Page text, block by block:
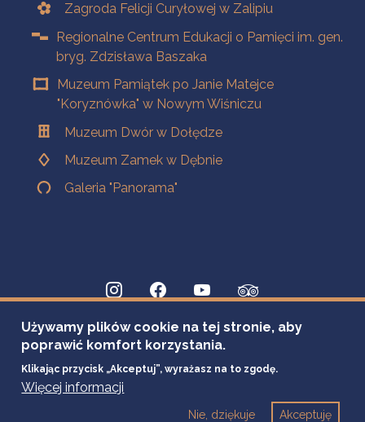
Zagroda Felicji Curyłowej w Zalipiu
Regionalne Centrum Edukacji o Pamięci im. gen.
bryg. Zdzisława Baszaka
Muzeum Pamiątek po Janie Matejce
"Koryznówka" w Nowym Wiśniczu
Muzeum Dwór w Dołędze
Muzeum Zamek w Dębnie
Galeria "Panorama"
Używamy plików cookie na tej stronie, aby
poprawić komfort korzystania.
Klikając przycisk „Akceptuj”, wyrażasz na to zgodę.
Więcej informacji
Akceptuję
Nie, dziękuje